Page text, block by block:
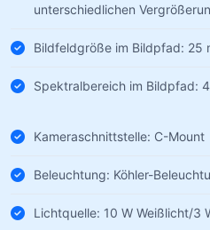
unterschiedlichen
Bildfeldgröße im Bildpfad: 25
Spektralbereich im Bildpfad:
Kameraschnittstelle: C-Mount
Beleuchtung: Köhler-
Lichtquelle: 10 W Weißlicht/3